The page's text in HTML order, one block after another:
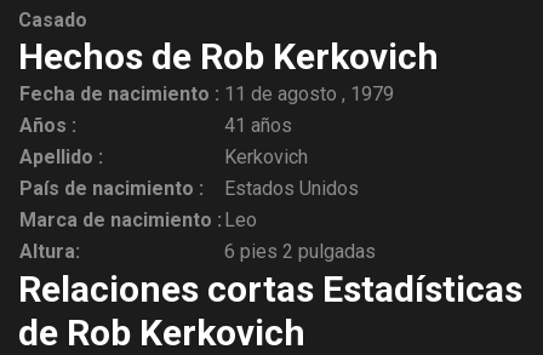
Casado
Hechos de Rob Kerkovich
Fecha de nacimiento : 11 de agosto , 1979
Años :
41 años
Apellido :
Kerkovich
País de nacimiento :
Estados Unidos
Marca de nacimiento : Leo
Altura:
6 pies 2 pulgadas
Relaciones cortas Estadísticas
de Rob Kerkovich